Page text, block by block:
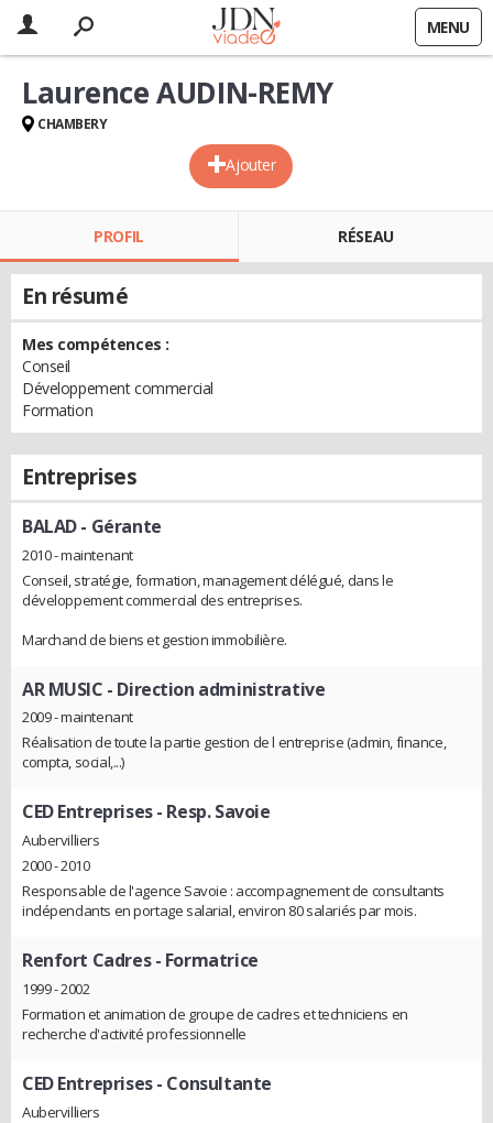
MENU
Ajouter
Laurence AUDIN-REMY
CHAMBERY
PROFIL RÉSEAU
En résumé
Mes compétences :
Conseil
Développement commercial
Formation
Entreprises
BALAD- Gérante
2010 - maintenant
Conseil, stratégie, formation, management délégué, dans le
développement commercial des entreprises.
Marchand de biens et gestion immobilière.
AR MUSIC - Direction administrative
2009 - maintenant
Réalisation de toute la partie gestion de l entreprise (admin, finance,
compta, social,...)
CED Entreprises- Resp. Savoie
Aubervilliers
2000 - 2010
Responsable de l'agence Savoie : accompagnement de consultants
indépendants en portage salarial, environ 80 salariés par mois.
Renfort Cadres- Formatrice
1999 - 2002
Formation et animation de groupe de cadres et techniciens en
recherche d'activité professionnelle
CED Entreprises- Consultante
Aubervilliers